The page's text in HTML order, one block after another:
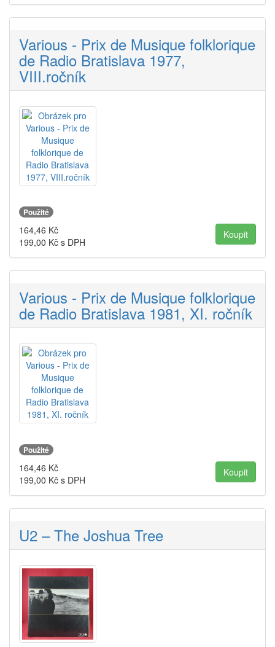
Various - Prix de Musique folklorique
de Radio Bratislava 1977,
VIII.ročník
Použité
164,46 Kč
199,00 Kč s DPH
Various - Prix de Musique folklorique
de Radio Bratislava 1981, XI. ročník
Použité
164,46 Kč
199,00 Kč s DPH
U2 – The Joshua Tree